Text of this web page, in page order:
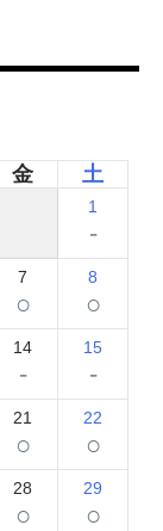
金 土
1
-
7
○
8
○
14
-
15
-
21
○
22
○
28
○
29
○